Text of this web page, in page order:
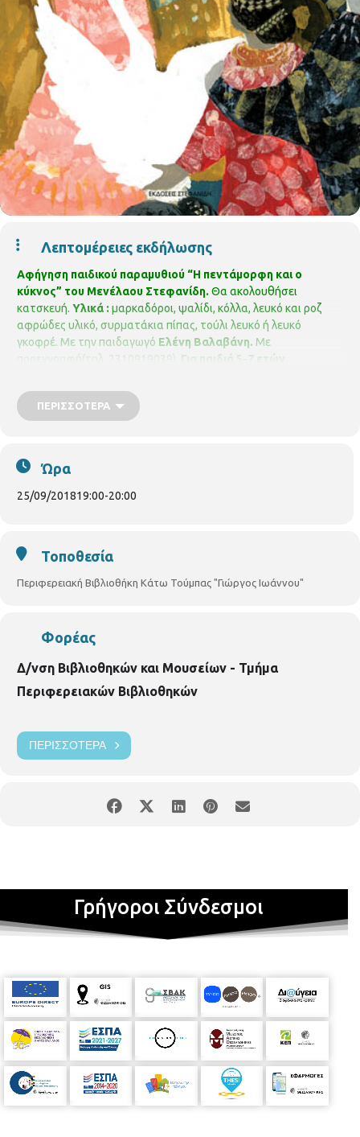
Λεπτομέρειες εκδήλωσης
Αφήγηση παιδικού παραμυθιού “Η πεντάμορφη και ο
κύκνος” του Μενέλαου Στεφανίδη. Θα ακολουθήσει
κατσκευή. Υλικά : μαρκαδόροι, ψαλίδι, κόλλα, λευκό και ροζ
αφρώδες υλικό, συρματάκια πίπας, τούλι λευκό ή λευκό
γκοφρέ. Με την παιδαγωγό Ελένη Βαλαβάνη. Με
προεγγραφή(τηλ. 2310919039). Για παιδιά 5-7 ετών
ΠΕΡΙΣΣΌΤΕΡΑ
Ώρα
25/09/201819:00-20:00
Τοποθεσία
Περιφερειακή Βιβλιοθήκη Κάτω Τούμπας "Γιώργος Ιωάννου"
Φορέας
Δ/νση Βιβλιοθηκών και Μουσείων - Τμήμα
Περιφερειακών Βιβλιοθηκών
ΠΕΡΙΣΣΌΤΕΡΑ
Γρήγοροι Σύνδεσμοι